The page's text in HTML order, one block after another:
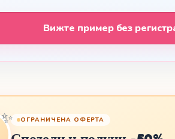
🇱🇹
🇪🇪
Вижте пример без
✨ ОГРАНИЧЕНА ОФЕРТА